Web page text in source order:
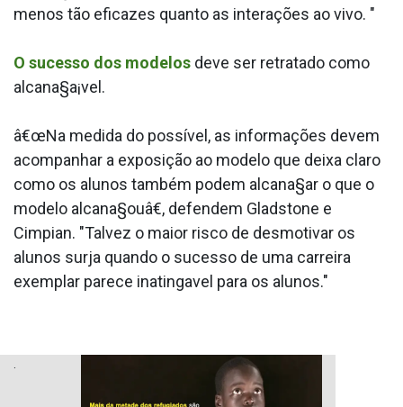
menos tão eficazes quanto as interações ao vivo. "
O sucesso dos modelos deve ser retratado como
alcana§a¡vel.
â€œNa medida do possí­vel, as informações devem
acompanhar a exposição ao modelo que deixa claro
como os alunos também podem alcana§ar o que o
modelo alcana§ouâ€, defendem Gladstone e
Cimpian. "Talvez o maior risco de desmotivar os
alunos surja quando o sucesso de uma carreira
exemplar parece inatinga­vel para os alunos."